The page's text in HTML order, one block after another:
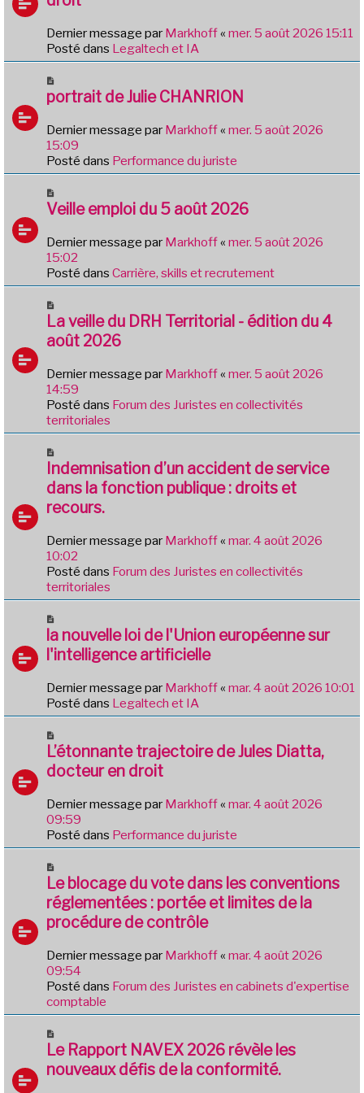
g
e
v
a
u
s
a
g
e
Dernier message par Markhoff« mer. 5 août 2026 15:11
Posté dans Legaltech et IA
o
v
e
a
u
e
s
a
g
e
portrait de Julie CHANRION
Dernier message par Markhoff« mer. 5 août 2026
15:09
Posté dans Performance du juriste
o
v
e
a
u
e
s
s
g
e
Veille emploi du 5 août 2026
Dernier message par Markhoff« mer. 5 août 2026
15:02
Posté dans Carrière, skills et recrutement
o
u
v
a
u
m
e
a
g
e
La veille du DRH Territorial - édition du 4
août 2026
Dernier message par Markhoff« mer. 5 août 2026
14:59
Posté dans Forum des Juristes en collectivités
territoriales
o
u
v
e
u
m
e
s
s
g
e
Indemnisation d’un accident de service
dans la fonction publique : droits et
recours.
Dernier message par Markhoff« mar. 4 août 2026
10:02
Posté dans Forum des Juristes en collectivités
territoriales
o
u
v
a
u
s
s
g
e
la nouvelle loi de l'Union européenne sur
l'intelligence artificielle
Dernier message par Markhoff« mar. 4 août 2026 10:01
Posté dans Legaltech et IA
o
u
v
a
u
m
s
a
g
L’étonnante trajectoire de Jules Diatta,
docteur en droit
Dernier message par Markhoff« mar. 4 août 2026
09:59
Posté dans Performance du juriste
o
u
v
e
u
m
e
s
s
g
e
Le blocage du vote dans les conventions
réglementées : portée et limites de la
procédure de contrôle
Dernier message par Markhoff« mar. 4 août 2026
09:54
Posté dans Forum des Juristes en cabinets d'expertise
comptable
o
u
v
Le Rapport NAVEX 2026 révèle les
nouveaux défis de la conformité.